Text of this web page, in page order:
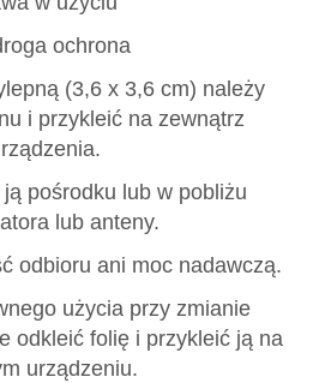
ochrona
(3,6 x 3,6 cm) należy
i przykleić na zewnątrz
pośrodku lub w pobliżu
lub anteny.
odbioru ani moc nadawczą.
użycia przy zmianie
odkleić folię i przykleić ją na
urządzeniu.